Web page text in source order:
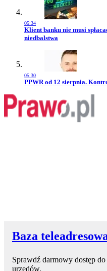
05:34
Przejdź do artykułu:
Klient banku nie musi
niedbalstwa
05:30
Przejdź do artykułu:
PPWR od 12 sierpnia.
Baza
Sprawdź darmowy dostęp
urzędów.